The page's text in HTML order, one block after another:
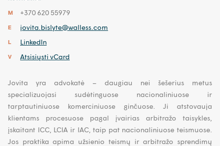
M
+370 620 55979
E jovita.bislyte@walless.com
L LinkedIn
V Atsisiųsti vCard
Jovita yra advokatė – daugiau nei šešerius metus
specializuojasi sudėtinguose nacionaliniuose ir
tarptautiniuose komerciniuose ginčuose. Ji atstovauja
klientams procesuose pagal įvairias arbitražo taisykles,
įskaitant ICC, LCIA ir IAC, taip pat nacionaliniuose teismuose.
Jos praktika apima užsienio teismų ir arbitražo sprendimų